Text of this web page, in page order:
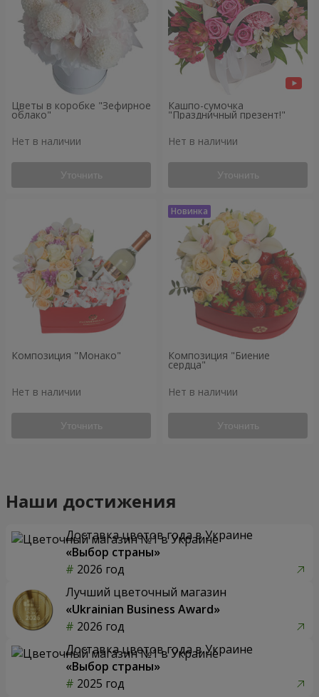
Цветы в коробке "Зефирное
облако"
Нет в наличии
Уточнить
Кашпо-сумочка
"Праздничный презент!"
Нет в наличии
Уточнить
Композиция "Монако"
Нет в наличии
Уточнить
Композиция "Биение
сердца"
Нет в наличии
Уточнить
Наши достижения
Доставка цветов года в Украине
«Выбор страны»
2026 год
Лучший цветочный магазин
«Ukrainian Business Award»
2026 год
Доставка цветов года в Украине
«Выбор страны»
2025 год